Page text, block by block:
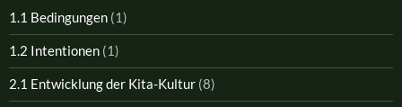
1.1 Bedingungen (1)
1.2 Intentionen (1)
2.1 Entwicklung der Kita-Kultur (8)